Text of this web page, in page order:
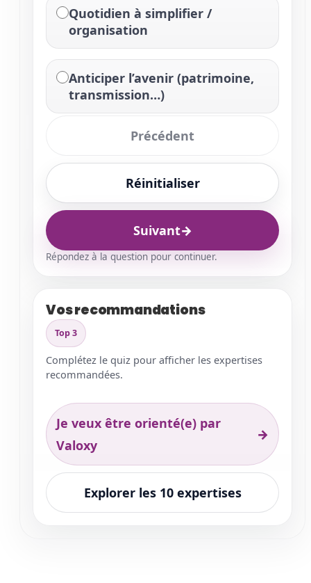
Quotidien à simplifier /
organisation
Anticiper l’avenir (patrimoine,
transmission…)
Précédent
Réinitialiser
Suivant→
Répondez à la question pour continuer.
Vos recommandations
Top 3
Complétez le quiz pour afficher les expertises
recommandées.
Je veux être orienté(e) par
Valoxy
→
Explorer les 10 expertises